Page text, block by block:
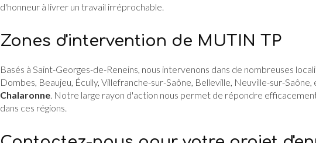
d'honneur à livrer un travail irréprochable.
Zones d'intervention de MUTIN TP
Basés à Saint-Georges-de-Reneins, nous intervenons dans de nombreuses
Dombes, Beaujeu, Écully, Villefranche-sur-Saône, Belleville, Neuville-sur-Saône,
Chalaronne. Notre large rayon d'action nous permet de répondre
dans ces régions.